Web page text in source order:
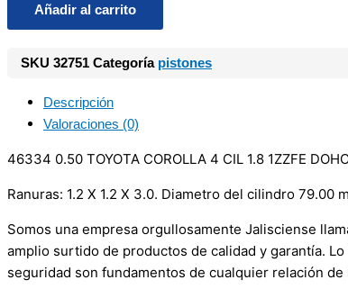
Añadir al carrito
SKU 32751 Categoría pistones
Descripción
Valoraciones (0)
46334 0.50 TOYOTA COROLLA 4 CIL 1.8 1ZZFE
Ranuras: 1.2 X 1.2 X 3.0. Diametro del cilindro
Somos una empresa orgullosamente Jalisciense
amplio surtido de productos de calidad y garantía.
seguridad son fundamentos de cualquier relación